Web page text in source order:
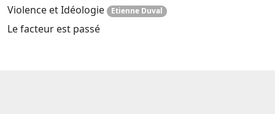
Violence et Idéologie Etienne Duval
Le facteur est passé